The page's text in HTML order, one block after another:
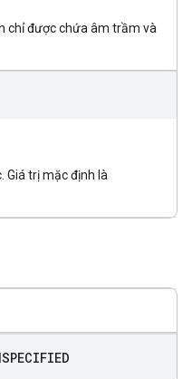
chỉ được chứa âm trầm và
Giá trị mặc định là